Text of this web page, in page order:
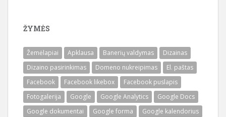
ŽYMĖS
Žemėlapiai Apklausa Banerių valdymas
Dizainas
Dizaino pasirinkimas
Domeno nukreipimas
El. paštas
Facebook
Facebook likebox
Facebook puslapis
Fotogalerija
Google Google Analytics
Google Docs
Google dokumentai
Google forma
Google kalendorius